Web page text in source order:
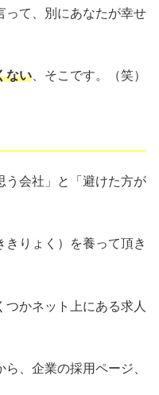
って、別にあなたが幸せ
ない、そこです。（笑）
う会社」と「避けた方が
りょく）を養って頂き
かネット上にある求人
、企業の採用ページ、